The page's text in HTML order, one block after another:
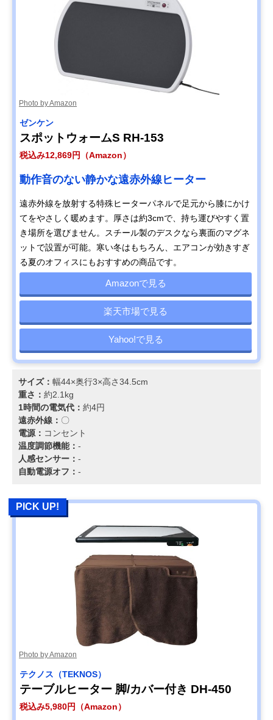
Photo by Amazon
ゼンケン
スポットウォームS RH-153
税込み12,869円（Amazon）
動作音のない静かな遠赤外線ヒーター
遠赤外線を放射する特殊ヒーターパネルで足元から膝にかけ
てをやさしく暖めます。厚さは約3cmで、持ち運びやすく置
き場所を選びません。スチール製のデスクなら裏面のマグネ
ットで設置が可能。寒い冬はもちろん、エアコンが効きすぎ
る夏のオフィスにもおすすめの商品です。
Amazonで見る
楽天市場で見る
Yahoo!で見る
サイズ： 幅44×奥行3×高さ34.5cm
重さ： 約2.1kg
1時間の電気代： 約4円
遠赤外線： 〇
電源： コンセント
温度調節機能： -
人感センサー： -
自動電源オフ： -
PICK UP!
Photo by Amazon
テクノス（TEKNOS）
テーブルヒーター 脚/カバー付き DH-450
税込み5,980円（Amazon）